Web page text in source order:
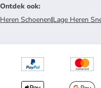
Ontdek ook:
Heren Schoenen|Lage Heren